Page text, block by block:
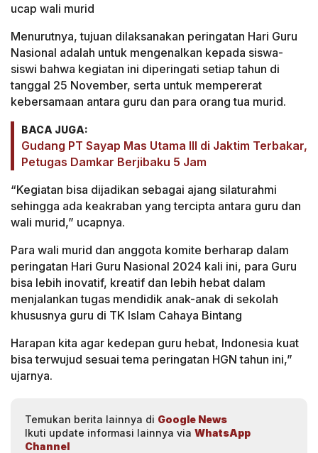
ucap wali murid
Menurutnya, tujuan dilaksanakan peringatan Hari Guru
Nasional adalah untuk mengenalkan kepada siswa-
siswi bahwa kegiatan ini diperingati setiap tahun di
tanggal 25 November, serta untuk mempererat
kebersamaan antara guru dan para orang tua murid.
BACA JUGA:
Gudang PT Sayap Mas Utama III di Jaktim Terbakar,
Petugas Damkar Berjibaku 5 Jam
“Kegiatan bisa dijadikan sebagai ajang silaturahmi
sehingga ada keakraban yang tercipta antara guru dan
wali murid,” ucapnya.
Para wali murid dan anggota komite berharap dalam
peringatan Hari Guru Nasional 2024 kali ini, para Guru
bisa lebih inovatif, kreatif dan lebih hebat dalam
menjalankan tugas mendidik anak-anak di sekolah
khususnya guru di TK Islam Cahaya Bintang
Harapan kita agar kedepan guru hebat, Indonesia kuat
bisa terwujud sesuai tema peringatan HGN tahun ini,”
ujarnya.
Temukan berita lainnya di Google News
Ikuti update informasi lainnya via WhatsApp
Channel